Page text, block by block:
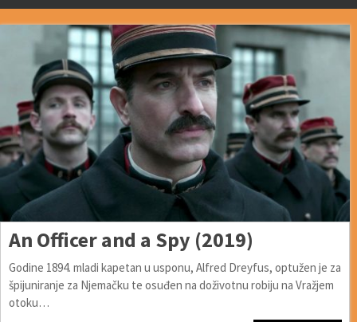
An Officer and a Spy (2019)
Godine 1894. mladi kapetan u usponu, Alfred Dreyfus, optužen je za
špijuniranje za Njemačku te osuđen na doživotnu robiju na Vražjem
otoku…